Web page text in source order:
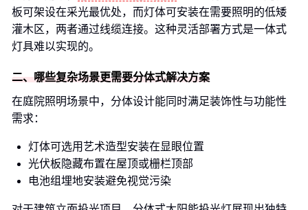
板可架设在采光最优处，而灯体可安装在需要照明的低矮
灌木区，两者通过线缆连接。这种灵活部署方式是一体式
灯具难以实现的。
二、哪些复杂场景更需要分体式解决方案
在庭院照明场景中，分体设计能同时满足装饰性与功能性
需求：
灯体可选用艺术造型安装在显眼位置
光伏板隐藏布置在屋顶或栅栏顶部
电池组埋地安装避免视觉污染